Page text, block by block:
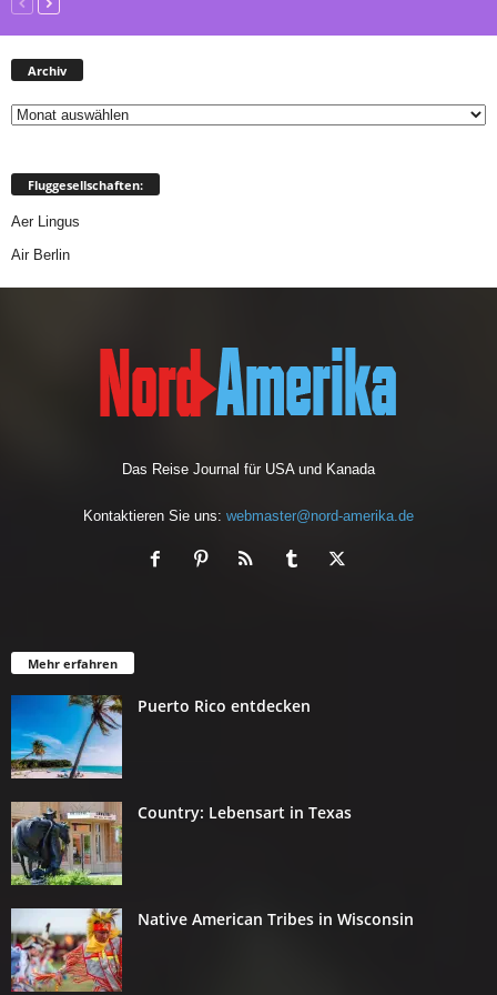
Archiv
Fluggesellschaften:
Aer Lingus
Air Berlin
Das Reise Journal für USA und Kanada
Kontaktieren Sie uns: webmaster@nord-amerika.de
Mehr erfahren
Puerto Rico entdecken
Country: Lebensart in Texas
Native American Tribes in Wisconsin